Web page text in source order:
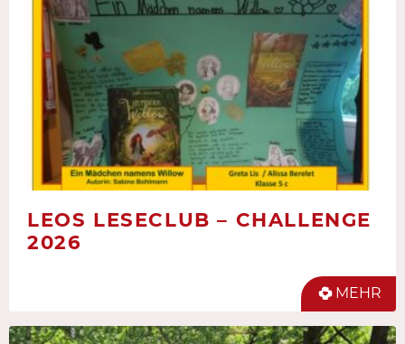
LEOS LESECLUB – CHALLENGE
2026
MEHR